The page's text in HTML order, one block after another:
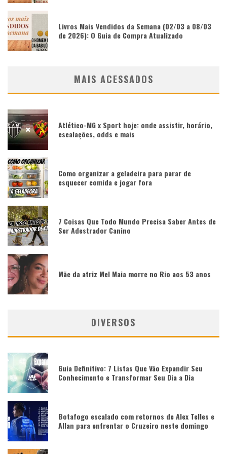
Livros Mais Vendidos da Semana (02/03 a 08/03
de 2026): O Guia de Compra Atualizado
MAIS ACESSADOS
Atlético-MG x Sport hoje: onde assistir, horário,
escalações, odds e mais
Como organizar a geladeira para parar de
esquecer comida e jogar fora
7 Coisas Que Todo Mundo Precisa Saber Antes de
Ser Adestrador Canino
Mãe da atriz Mel Maia morre no Rio aos 53 anos
DIVERSOS
Guia Definitivo: 7 Listas Que Vão Expandir Seu
Conhecimento e Transformar Seu Dia a Dia
Botafogo escalado com retornos de Alex Telles e
Allan para enfrentar o Cruzeiro neste domingo